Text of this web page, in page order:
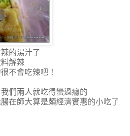
的湯汁了
解辣
不會吃辣吧！
們兩人就吃得蠻過癮的
在師大算是頗經濟實惠的小吃了